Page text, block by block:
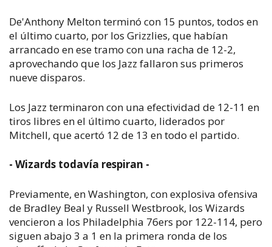
De'Anthony Melton terminó con 15 puntos, todos en
el último cuarto, por los Grizzlies, que habían
arrancado en ese tramo con una racha de 12-2,
aprovechando que los Jazz fallaron sus primeros
nueve disparos.
Los Jazz terminaron con una efectividad de 12-11 en
tiros libres en el último cuarto, liderados por
Mitchell, que acertó 12 de 13 en todo el partido.
- Wizards todavía respiran -
Previamente, en Washington, con explosiva ofensiva
de Bradley Beal y Russell Westbrook, los Wizards
vencieron a los Philadelphia 76ers por 122-114, pero
siguen abajo 3 a 1 en la primera ronda de los